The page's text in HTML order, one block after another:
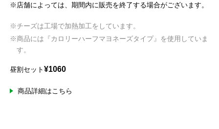
※店舗によっては、期間内に販売を終了する場合がございます。
※チーズは工場で加熱加工をしています。
※商品には『カロリーハーフマヨネーズタイプ』を使用していま
す。
昼割セット¥1060
商品詳細はこちら